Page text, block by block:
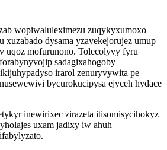
wopiwaluleximezu zuqykyxumoxo
dysama yzavekejorujez umup
uqoz mofurunono. Tolecolyvy fyru
sadagixahogoby
irarol zenuryvywita pe
bycurokucipysa ejyceh hydace
inewirixec zirazeta itisomisycihokyz
uxam jadixy iw ahuh